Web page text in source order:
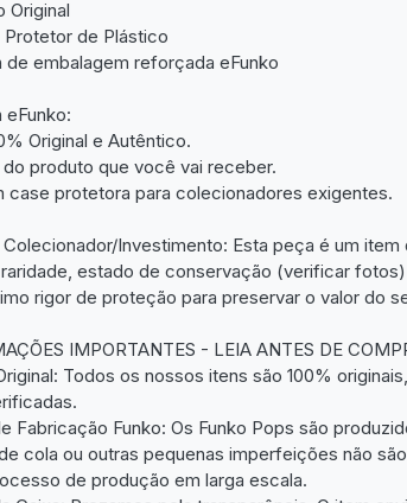
Original
Protetor de Plástico
de embalagem reforçada eFunko
Original e Autêntico.
do produto que você vai receber.
case protetora para colecionadores exigentes.
Investimento: Esta peça é um
estado de conservação (verificar
rigor de proteção para preservar o valor do
IMPORTANTES - LEIA ANTES DE
Todos os nossos itens são 100%
Fabricação Funko: Os Funko Pops são
cola ou outras pequenas imperfeições não
de produção em larga escala.